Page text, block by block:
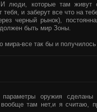
люди, которые там живут
и заберут все что на
черный рынок),
быть мир Зоны.
мира-все так бы и получилось
оружия сделаны
там нет,и я считаю,